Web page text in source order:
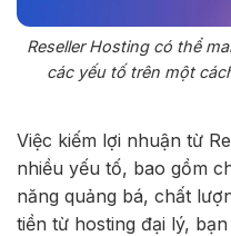
Reseller Hosting có thể
các yếu tố trên một
Việc kiếm lợi nhuận từ
nhiều yếu tố, bao gồm
năng quảng bá, chất
tiền từ hosting đại lý,